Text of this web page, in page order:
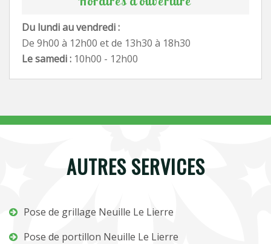
Du lundi au vendredi :
De 9h00 à 12h00 et de 13h30 à 18h30
Le samedi : 10h00 - 12h00
AUTRES SERVICES
Pose de grillage Neuille Le Lierre
Pose de portillon Neuille Le Lierre